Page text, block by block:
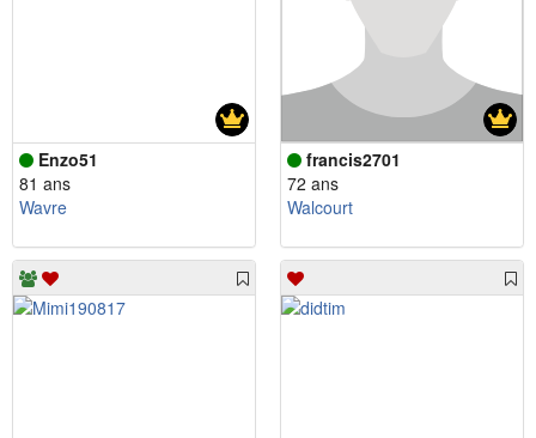
Enzo51
81 ans
Wavre
francis2701
72 ans
Walcourt